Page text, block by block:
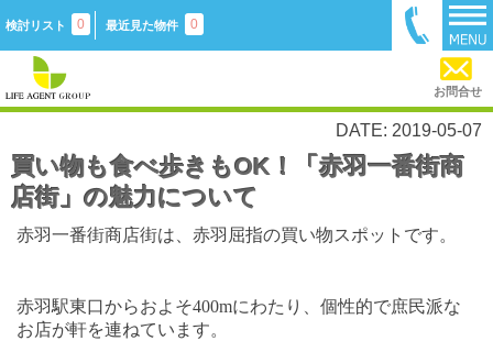
検討リスト 0 最近見た物件 0
お問合せ
DATE: 2019-05-07
買い物も食べ歩きもOK！「赤羽一番街商
店街」の魅力について
赤羽一番街商店街は、赤羽屈指の買い物スポットです。
赤羽駅東口からおよそ400mにわたり、個性的で庶民派な
お店が軒を連ねています。